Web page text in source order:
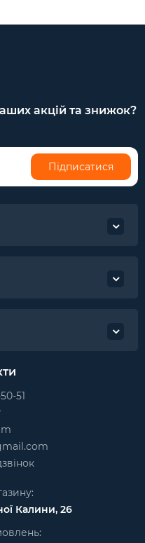
акцій та знижок?
Підписатися
51
Калини, 26